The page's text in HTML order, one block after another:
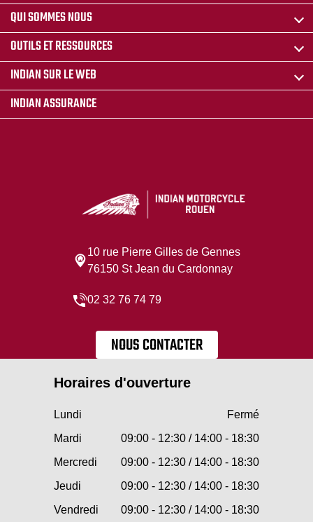
QUI SOMMES NOUS
OUTILS ET RESSOURCES
INDIAN SUR LE WEB
INDIAN ASSURANCE
10 rue Pierre Gilles de Gennes
76150 St Jean du Cardonnay
02 32 76 74 79
NOUS CONTACTER
Horaires d'ouverture
Lundi
Fermé
Mardi
09:00 - 12:30 / 14:00 - 18:30
Mercredi
09:00 - 12:30 / 14:00 - 18:30
Jeudi
09:00 - 12:30 / 14:00 - 18:30
Vendredi
09:00 - 12:30 / 14:00 - 18:30